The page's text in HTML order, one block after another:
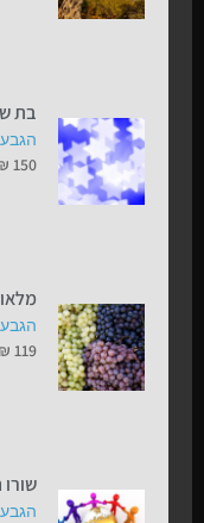
בת
150
₪ 119
שורו